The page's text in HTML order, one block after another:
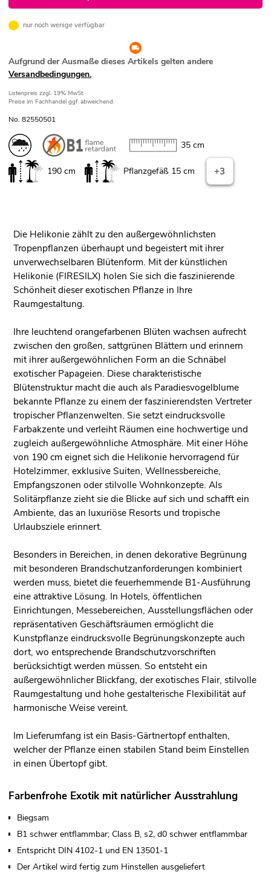
nur noch wenige verfügbar
Aufgrund der Ausmaße dieses Artikels gelten andere
Versandbedingungen.
Listenpreis zzgl. 19% MwSt.
Preise im Fachhandel ggf. abweichend.
No. 82550501
35 cm
190 cm Pflanzgefäß 15 cm +3
Die Helikonie zählt zu den außergewöhnlichsten
Tropenpflanzen überhaupt und begeistert mit ihrer
unverwechselbaren Blütenform. Mit der künstlichen
Helikonie (FIRESILX) holen Sie sich die faszinierende
Schönheit dieser exotischen Pflanze in Ihre
Raumgestaltung.
Ihre leuchtend orangefarbenen Blüten wachsen aufrecht
zwischen den großen, sattgrünen Blättern und erinnern
mit ihrer außergewöhnlichen Form an die Schnäbel
exotischer Papageien. Diese charakteristische
Blütenstruktur macht die auch als Paradiesvogelblume
bekannte Pflanze zu einem der faszinierendsten Vertreter
tropischer Pflanzenwelten. Sie setzt eindrucksvolle
Farbakzente und verleiht Räumen eine hochwertige und
zugleich außergewöhnliche Atmosphäre. Mit einer Höhe
von 190 cm eignet sich die Helikonie hervorragend für
Hotelzimmer, exklusive Suiten, Wellnessbereiche,
Empfangszonen oder stilvolle Wohnkonzepte. Als
Solitärpflanze zieht sie die Blicke auf sich und schafft ein
Ambiente, das an luxuriöse Resorts und tropische
Urlaubsziele erinnert.
Besonders in Bereichen, in denen dekorative Begrünung
mit besonderen Brandschutzanforderungen kombiniert
werden muss, bietet die feuerhemmende B1-Ausführung
eine attraktive Lösung. In Hotels, öffentlichen
Einrichtungen, Messebereichen, Ausstellungsflächen oder
repräsentativen Geschäftsräumen ermöglicht die
Kunstpflanze eindrucksvolle Begrünungskonzepte auch
dort, wo entsprechende Brandschutzvorschriften
berücksichtigt werden müssen. So entsteht ein
außergewöhnlicher Blickfang, der exotisches Flair, stilvolle
Raumgestaltung und hohe gestalterische Flexibilität auf
harmonische Weise vereint.
Im Lieferumfang ist ein Basis-Gärtnertopf enthalten,
welcher der Pflanze einen stabilen Stand beim Einstellen
in einen Übertopf gibt.
Farbenfrohe Exotik mit natürlicher Ausstrahlung
Biegsam
B1 schwer entflammbar; Class B, s2, d0 schwer entflammbar
Entspricht DIN 4102-1 und EN 13501-1
Der Artikel wird fertig zum Hinstellen ausgeliefert